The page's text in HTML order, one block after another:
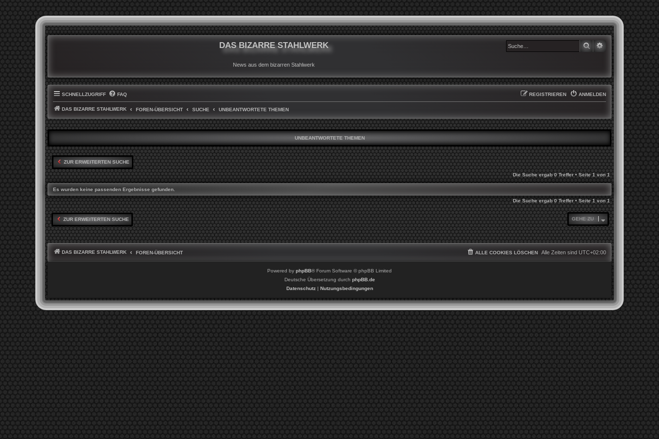
DAS BIZARRE STAHLWERK
News aus dem bizarren Stahlwerk
SUCHE
SCHNELLZUGRIFF FAQ ANMELDEN
REGISTRIEREN
DAS BIZARRE STAHLWERK FOREN-ÜBERSICHT SUCHE UNBEANTWORTETE THEMEN
UNBEANTWORTETE THEMEN
ZUR ERWEITERTEN SUCHE
Die Suche ergab 0 Treffer • Seite1 von1
Es wurden keine passenden Ergebnisse gefunden.
Die Suche ergab 0 Treffer • Seite1von1
ZUR ERWEITERTEN SUCHE GEHE ZU
DAS BIZARRE STAHLWERK FOREN-ÜBERSICHT Alle Zeiten sind UTC+02:00
ALLE COOKIES LÖSCHEN
Powered by phpBB® Forum Software © phpBB Limited
Deutsche Übersetzung durch phpBB.de
Datenschutz| Nutzungsbedingungen